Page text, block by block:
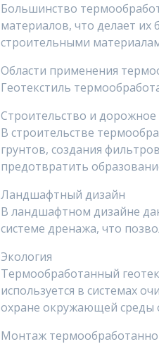
Большинство
материалов, что делает
строительными
Области применения
Геотекстиль
Строительство и дорожное
В строительстве
грунтов, создания
предотвратить
Ландшафтный дизайн
В ландшафтном дизайне
системе дренажа, что
Экология
Термообработанный
используется в системах
охране окружающей среды
Монтаж